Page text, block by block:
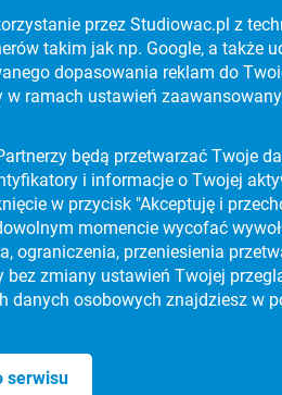
NAUKA
NA MATURZE
WYŻSZYCH
promocja uczelni
przez Studiowac.pl z
takim jak np. Google, a także
dopasowania reklam do
ramach ustawień
będą przetwarzać Twoje
i informacje o Twojej
w przycisk "Akceptuję i
momencie wycofać
przeniesienia
zmiany ustawień Twojej
osobowych znajdziesz w
serwisu